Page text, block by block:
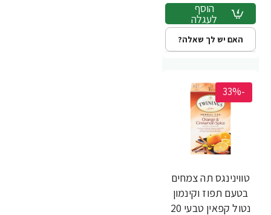
הוסף
לעגלה
האם יש לך שאלה?
-33%
טווינינגס תה צמחים
בטעם תפוז וקינמון
נטול קפאין טבעי 20